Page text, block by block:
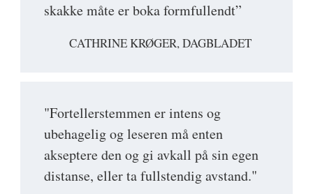
skakke måte er boka formfullendt”
CATHRINE KRØGER, DAGBLADET
"Fortellerstemmen er intens og
ubehagelig og leseren må enten
akseptere den og gi avkall på sin egen
distanse, eller ta fullstendig avstand."